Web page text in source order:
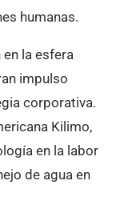
humanas.
la esfera
impulso
corporativa.
Kilimo,
en la labor
de agua en